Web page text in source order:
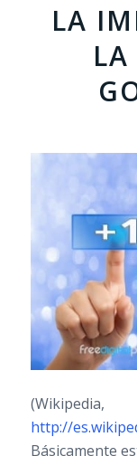
LA
(Wikipedia,
http://
Básicamente